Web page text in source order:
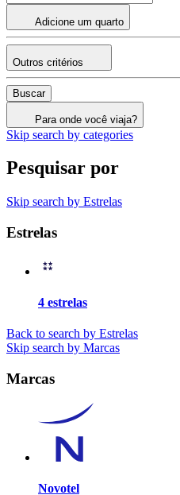
Adicione um quarto
Outros critérios
Buscar
Para onde você viaja?
Skip search by categories
Pesquisar por
Skip search by Estrelas
Estrelas
4 estrelas
Back to search by Estrelas
Skip search by Marcas
Marcas
Novotel